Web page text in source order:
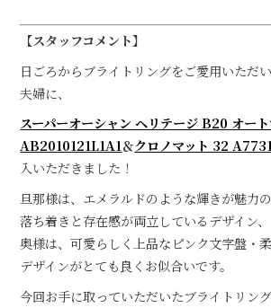
【スタッフコメント】
日ごろからブライトリングをご愛用いただ
夫婦に、
スーパーオーシャン ヘリテージ B20 オー
AB2010121L1A1＆クロノマット 32
入いただきました！
旦那様は、エメラルドのような輝きが魅力
落ち着きと存在感が両立しているデザイン、
奥様は、可愛らしく上品なピンク文字盤・
デザインがとても良くお似合いです。
今回お手に取っていただいたブライトリン